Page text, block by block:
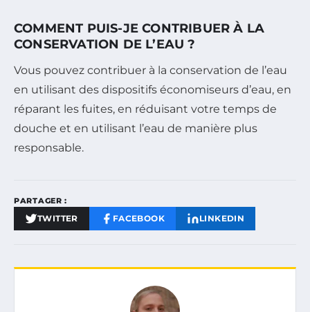
COMMENT PUIS-JE CONTRIBUER À LA
CONSERVATION DE L’EAU ?
Vous pouvez contribuer à la conservation de l’eau
en utilisant des dispositifs économiseurs d’eau, en
réparant les fuites, en réduisant votre temps de
douche et en utilisant l’eau de manière plus
responsable.
PARTAGER :
TWITTER FACEBOOK LINKEDIN